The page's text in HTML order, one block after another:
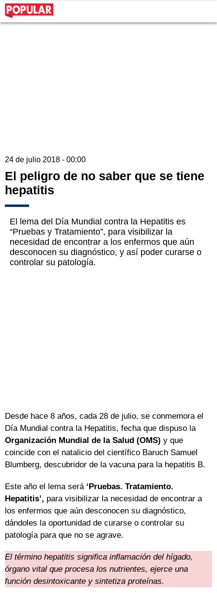
24 de julio 2018 - 00:00
El peligro de no saber que se tiene
hepatitis
El lema del Día Mundial contra la Hepatitis es
“Pruebas y Tratamiento”, para visibilizar la
necesidad de encontrar a los enfermos que aún
desconocen su diagnóstico, y así poder curarse o
controlar su patología.
Desde hace 8 años, cada 28 de julio, se conmemora el
Día Mundial contra la Hepatitis, fecha que dispuso la
Organización Mundial de la Salud (OMS) y que
coincide con el natalicio del científico Baruch Samuel
Blumberg, descubridor de la vacuna para la hepatitis B.
Este año el lema será‘Pruebas. Tratamiento.
Hepatitis’, para visibilizar la necesidad de encontrar a
los enfermos que aún desconocen su diagnóstico,
dándoles la oportunidad de curarse o controlar su
patología para que no se agrave.
El término hepatitis significa inflamación del hígado,
órgano vital que procesa los nutrientes, ejerce una
función desintoxicante y sintetiza proteínas.